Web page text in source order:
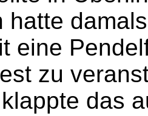
hatte
eine
zu
das